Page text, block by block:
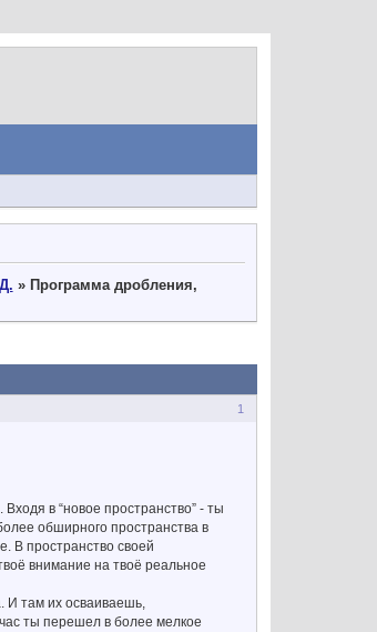
» Программа дробления,
1
в “новое пространство” - ты
обширного пространства в
В пространство своей
внимание на твоё реальное
И там их осваиваешь,
ты перешел в более мелкое